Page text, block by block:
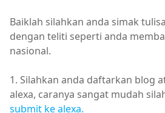
Baiklah silahkan anda simak
dengan teliti seperti anda
nasional.
1. Silahkan anda daftarkan blog
alexa, caranya sangat mudah
submit ke alexa.